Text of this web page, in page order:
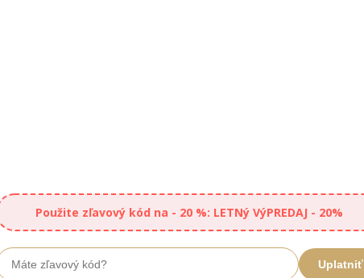
Použite zľavový kód na - 20 %: LETNý VýPREDAJ - 20%
Uplatniť